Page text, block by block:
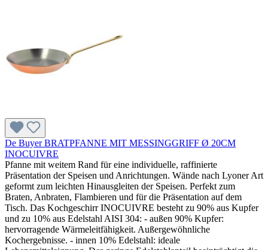
De Buyer BRATPFANNE MIT MESSINGGRIFF Ø 20CM
INOCUIVRE
Pfanne mit weitem Rand für eine individuelle, raffinierte
Präsentation der Speisen und Anrichtungen. Wände nach Lyoner Art
geformt zum leichten Hinausgleiten der Speisen. Perfekt zum
Braten, Anbraten, Flambieren und für die Präsentation auf dem
Tisch. Das Kochgeschirr INOCUIVRE besteht zu 90% aus Kupfer
und zu 10% aus Edelstahl AISI 304: - außen 90% Kupfer:
hervorragende Wärmeleitfähigkeit. Außergewöhnliche
Kochergebnisse. - innen 10% Edelstahl: ideale